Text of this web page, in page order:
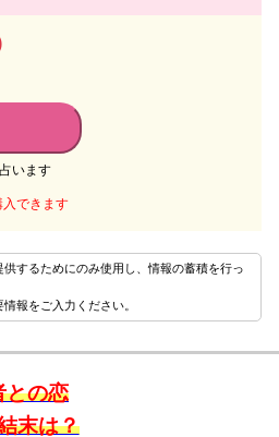
います
できます
するためにのみ使用し、情報の蓄積を行っ
報をご入力ください。
との恋
末は？